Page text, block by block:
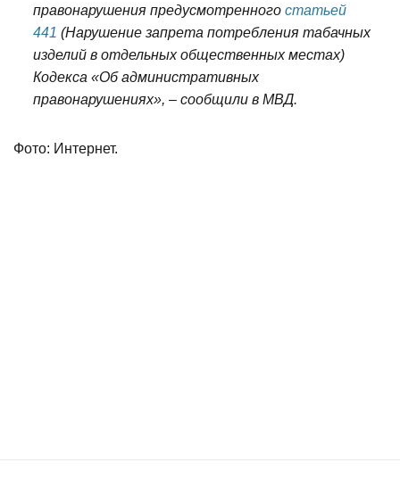
правонарушения предусмотренного статьей
441 (Нарушение запрета потребления табачных
изделий в отдельных общественных местах)
Кодекса «Об административных
правонарушениях», – сообщили в МВД.
Фото: Интернет.